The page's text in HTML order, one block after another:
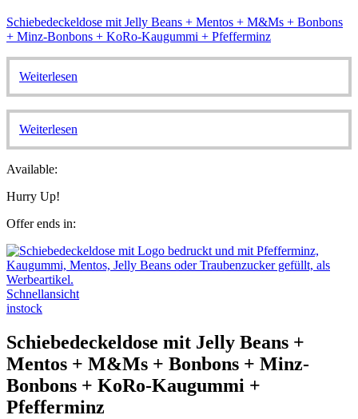
Schiebedeckeldose mit Jelly Beans + Mentos + M&Ms + Bonbons
+ Minz-Bonbons + KoRo-Kaugummi + Pfefferminz
Weiterlesen
Weiterlesen
Available:
Hurry Up!
Offer ends in:
Schnellansicht
instock
Schiebedeckeldose mit Jelly Beans +
Mentos + M&Ms + Bonbons + Minz-
Bonbons + KoRo-Kaugummi +
Pfefferminz